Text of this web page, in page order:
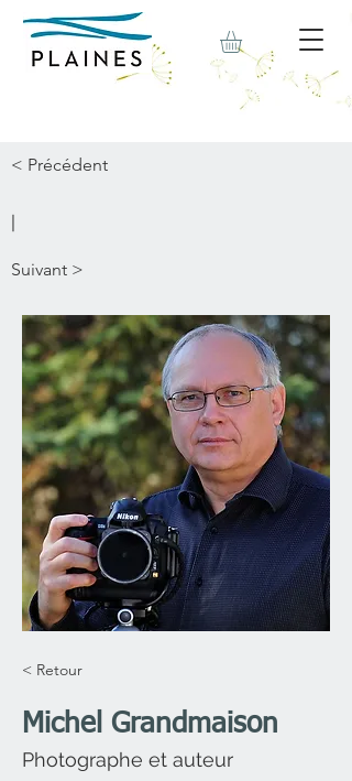
< Précédent
|
Suivant >
< Retour
Michel Grandmaison
Photographe et auteur